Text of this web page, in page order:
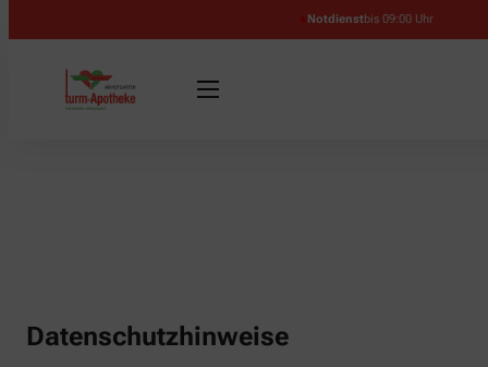
Notdienstbis 09:00 Uhr
Datenschutzhinweise